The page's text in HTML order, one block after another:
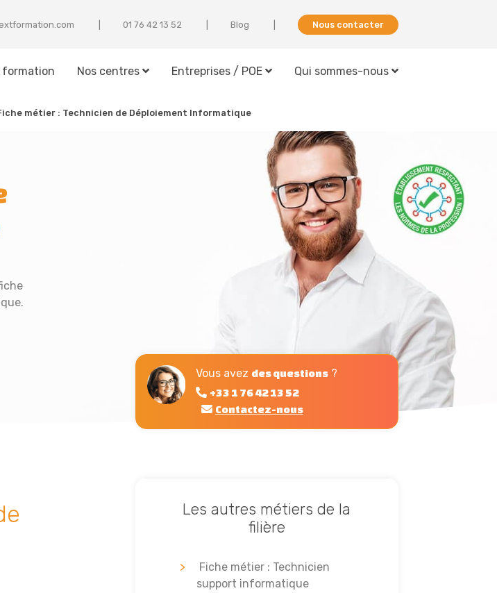
formation Nos centres Entreprises / POE Qui sommes-nous
25 31 24 67 10 Blog Nous contacter
métier : Technicien de Déploiement Informatique
Vous avez des questions?
+33 1 76 42 13 52
Contactez-nous
Les autres métiers de la
filière
Fiche métier : Technicien
support informatique